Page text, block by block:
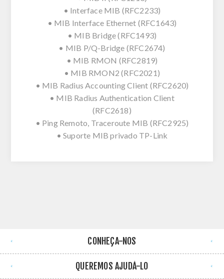
• Interface MIB (RFC2233)
• MIB Interface Ethernet (RFC1643)
• MIB Bridge (RFC1493)
• MIB P/Q-Bridge (RFC2674)
• MIB RMON (RFC2819)
• MIB RMON2 (RFC2021)
• MIB Radius Accounting Client (RFC2620)
• MIB Radius Authentication Client
(RFC2618)
• Ping Remoto, Traceroute MIB (RFC2925)
• Suporte MIB privado TP-Link
CONHEÇA-NOS
QUEREMOS AJUDÁ-LO